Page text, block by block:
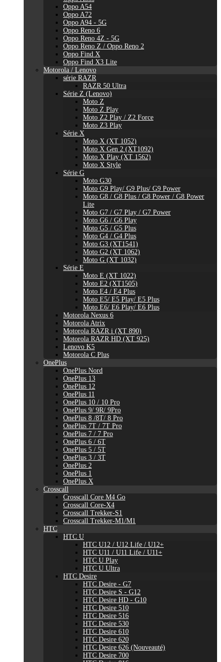
Oppo A54
Oppo A72
Oppo A94 - 5G
Oppo Reno 6
Oppo Reno 4Z - 5G
Oppo Reno Z / Oppo Reno 2
Oppo Find X
Oppo Find X3 Lite
Motorola / Lenovo
série RAZR
RAZR 50 Ultra
Série Z (Lenovo)
Moto Z
Moto Z Play
Moto Z2 Play / Z2 Force
Moto Z3 Play
Série X
Moto X (XT 1052)
Moto X Gen 2 (XT1092)
Moto X Play (XT 1562)
Moto X Style
Série G
Moto G30
Moto G9 Play/ G9 Plus/ G9 Power
Moto G8 / G8 Plus / G8 Power / G8 Power
Lite
Moto G7 / G7 Play / G7 Power
Moto G6 / G6 Play
Moto G5 / G5 Plus
Moto G4 / G4 Plus
Moto G3 (XT1541)
Moto G2 (XT 1062)
Moto G (XT 1032)
Série E
Moto E (XT 1022)
Moto E2 (XT1505)
Moto E4 / E4 Plus
Moto E5/ E5 Play/ E5 Plus
Moto E6/ E6 Play/ E6 Plus
Motorola Nexus 6
Motorola Atrix
Motorola RAZR i (XT 890)
Motorola RAZR HD (XT 925)
Lenovo K5
Motorola C Plus
OnePlus
OnePlus Nord
OnePlus 13
OnePlus 12
OnePlus 11
OnePlus 10 / 10 Pro
OnePlus 9/ 9R/ 9Pro
OnePlus 8 /8T/ 8 Pro
OnePlus 7T / 7T Pro
OnePlus 7 / 7 Pro
OnePlus 6 / 6T
OnePlus 5 / 5T
OnePlus 3 / 3T
OnePlus 2
OnePlus 1
OnePlus X
Crosscall
Crosscall Core M4 Go
Crosscall Core-X4
Crosscall Trekker-S1
Crosscall Trekker-M1/M1
HTC
HTC U
HTC U12 / U12 Life / U12+
HTC U11 / U11 Life / U11+
HTC U Play
HTC U Ultra
HTC Desire
HTC Desire - G7
HTC Desire S - G12
HTC Desire HD - G10
HTC Desire 510
HTC Desire 516
HTC Desire 530
HTC Desire 610
HTC Desire 620
HTC Desire 626 (Nouveauté)
HTC Desire 700